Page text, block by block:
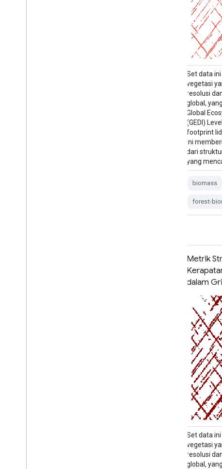
Set data
vegetasi
resolusi
global,
Global
(GEDI)
footprint
ini
dari
yang
biomass
forest-
Metrik
dalam
Set data
vegetasi
resolusi
global,